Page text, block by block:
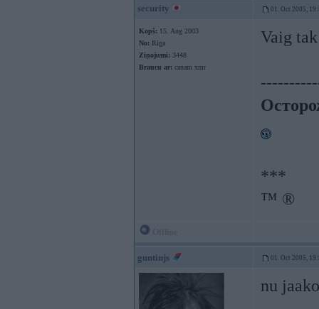
security 01. Oct 2005,
Kopš: 15. Aug 2003
No: Rīga
Ziņojumi: 3448
Braucu ar: canam xmr
Vaig
***
™ ®
guntinjs 01. Oct 2005,
nu